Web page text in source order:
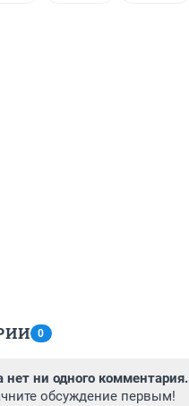
0
нет ни одного комментария.
обсуждение первым!